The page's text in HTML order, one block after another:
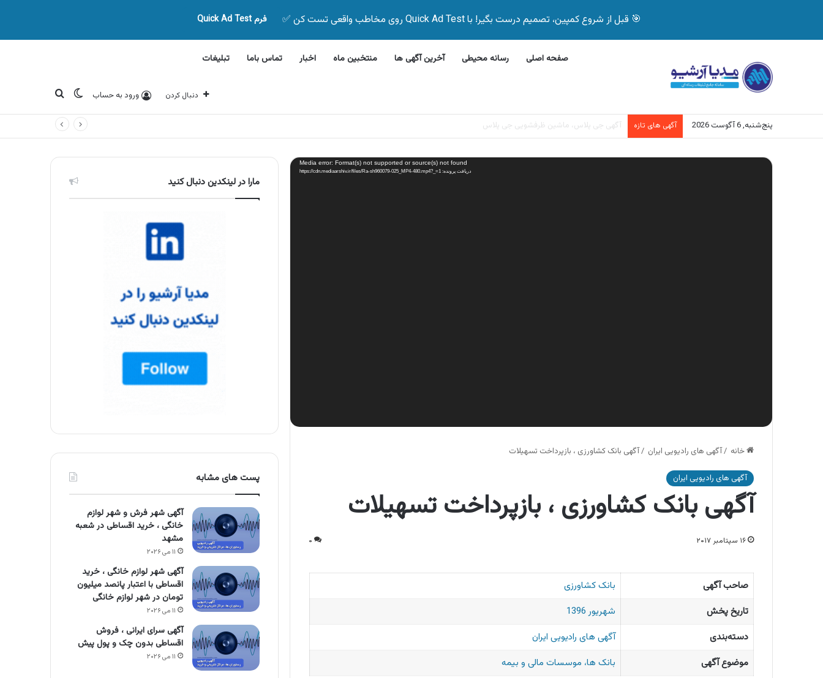
🎯 قبل از شروع کمپین، تصمیم درست بگیر! با Quick Ad Test روی مخاطب واقعی تست کن ✅ فرم Quick Ad Test
صفحه اصلی رسانه محیطی آخرین آگهی ها منتخبین ماه اخبار تماس باما تبلیغات
دنبال کردن ورود به حساب تغییر پوسته
جستجو برای
پنج‌شنبه, 6 آگوست 2026 آگهی های تازه آگهی بیمه دات کام، خرید آنلاین بیمه زیر ۵ دقیقه
نمایشگر
ویدیو Media error: Format(s) not supported or source(s) not found
دریافت پرونده: https://cdn.mediaarshiv.ir/files/Ra-sh960079-025_MP4-480.mp4?_=1
خانه /آگهی های رادیویی ایران /آگهی بانک کشاورزی ، بازپرداخت تسهیلات
آگهی های رادیویی ایران
آگهی بانک کشاورزی ، بازپرداخت تسهیلات
۱۶ سپتامبر ۲۰۱۷ ۰
صاحب آگهی
بانک کشاورزی
تاریخ پخش
شهریور 1396
دسته‌بندی
آگهی های رادیویی ایران
موضوع آگهی
بانک ها، موسسات مالی و بیمه
مارا در لینکدین دنبال کنید
پست های مشابه
آگهی شهر فرش و شهر لوازم
خانگی ، خرید اقساطی در شعبه
مشهد
۱۱ می ۲۰۲۶
آگهی شهر لوازم خانگی ، خرید
اقساطی با اعتبار پانصد میلیون
تومان در شهر لوازم خانگی
۱۱ می ۲۰۲۶
آگهی سرای ایرانی ، فروش
اقساطی بدون چک و پول پیش
۱۱ می ۲۰۲۶